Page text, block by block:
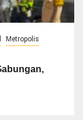
Metropolis